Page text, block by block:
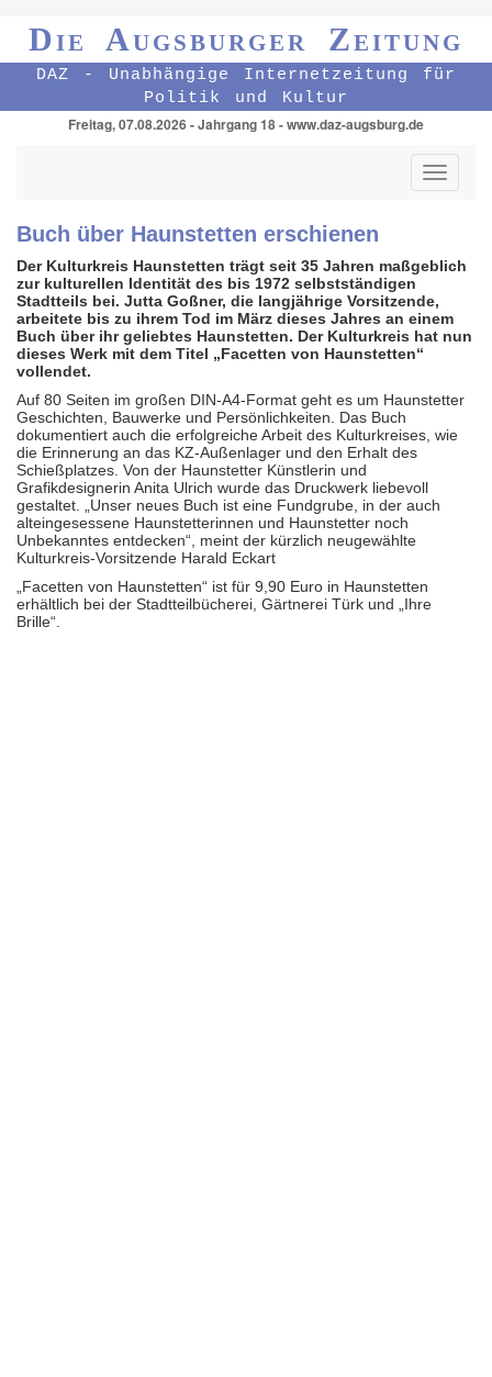
Die Augsburger Zeitung
DAZ - Unabhängige Internetzeitung für
Politik und Kultur
Freitag, 07.08.2026 - Jahrgang 18 - www.daz-augsburg.de
Toggle
Buch über Haunstetten erschienen
Der Kulturkreis Haunstetten trägt seit 35 Jahren maßgeblich
zur kulturellen Identität des bis 1972 selbstständigen
Stadtteils bei. Jutta Goßner, die langjährige Vorsitzende,
arbeitete bis zu ihrem Tod im März dieses Jahres an einem
Buch über ihr geliebtes Haunstetten. Der Kulturkreis hat nun
dieses Werk mit dem Titel „Facetten von Haunstetten“
vollendet.
Auf 80 Seiten im großen DIN-A4-Format geht es um Haunstetter
Geschichten, Bauwerke und Persönlichkeiten. Das Buch
dokumentiert auch die erfolgreiche Arbeit des Kulturkreises, wie
die Erinnerung an das KZ-Außenlager und den Erhalt des
Schießplatzes. Von der Haunstetter Künstlerin und
Grafikdesignerin Anita Ulrich wurde das Druckwerk liebevoll
gestaltet. „Unser neues Buch ist eine Fundgrube, in der auch
alteingesessene Haunstetterinnen und Haunstetter noch
Unbekanntes entdecken“, meint der kürzlich neugewählte
Kulturkreis-Vorsitzende Harald Eckart
„Facetten von Haunstetten“ ist für 9,90 Euro in Haunstetten
erhältlich bei der Stadtteilbücherei, Gärtnerei Türk und „Ihre
Brille“.